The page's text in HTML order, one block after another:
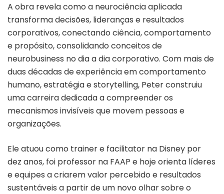
A obra revela como a neurociência aplicada
transforma decisões, lideranças e resultados
corporativos, conectando ciência, comportamento
e propósito, consolidando conceitos de
neurobusiness no dia a dia corporativo. Com mais de
duas décadas de experiência em comportamento
humano, estratégia e storytelling, Peter construiu
uma carreira dedicada a compreender os
mecanismos invisíveis que movem pessoas e
organizações.
Ele atuou como trainer e facilitator na Disney por
dez anos, foi professor na FAAP e hoje orienta líderes
e equipes a criarem valor percebido e resultados
sustentáveis a partir de um novo olhar sobre o